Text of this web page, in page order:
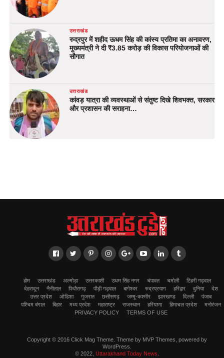
उत्तराखंड
रुद्रपुर में शहीद ऊधम सिंह की कांस्य प्रतिमा का अनावरण,
मुख्यमंत्री ने दी ₹3.85 करोड़ की विकास परियोजनाओं की
सौगात
उत्तराखंड
कांवड़ यात्रा की व्यवस्थाओं से संतुष्ट दिखे शिवभक्त, सरकार
और प्रशासन की सराहना…
होम उत्तराखंड अल्मोड़ा उत्तरकाशी उधम सिंह नगर चंपावत चमोली
टिहरी गढ़वाल
देहरादून
नैनीताल पिथौरागढ़ पौड़ी गढ़वाल बागेश्वर रुद्रप्रयाग हरिद्वार दुनिया
देश
उत्तर प्रदेश
ओडिशा गुजरात छत्तीसगढ़ जम्मू-कश्मीर झारखण्ड दिल्ली
पंजाब
पश्चिम बंगाल
बिहार मध्य प्रदेश महाराष्ट्र राजस्थान हरियाणा हिमाचल प्रदेश
मनोरंजन
PRIVACY POLICY
TERMS OF USE
Copyright © 2016 Click Mag Theme. Theme by MVP Themes, powered by
WordPress.
© 2022, Uttarakhand Today News